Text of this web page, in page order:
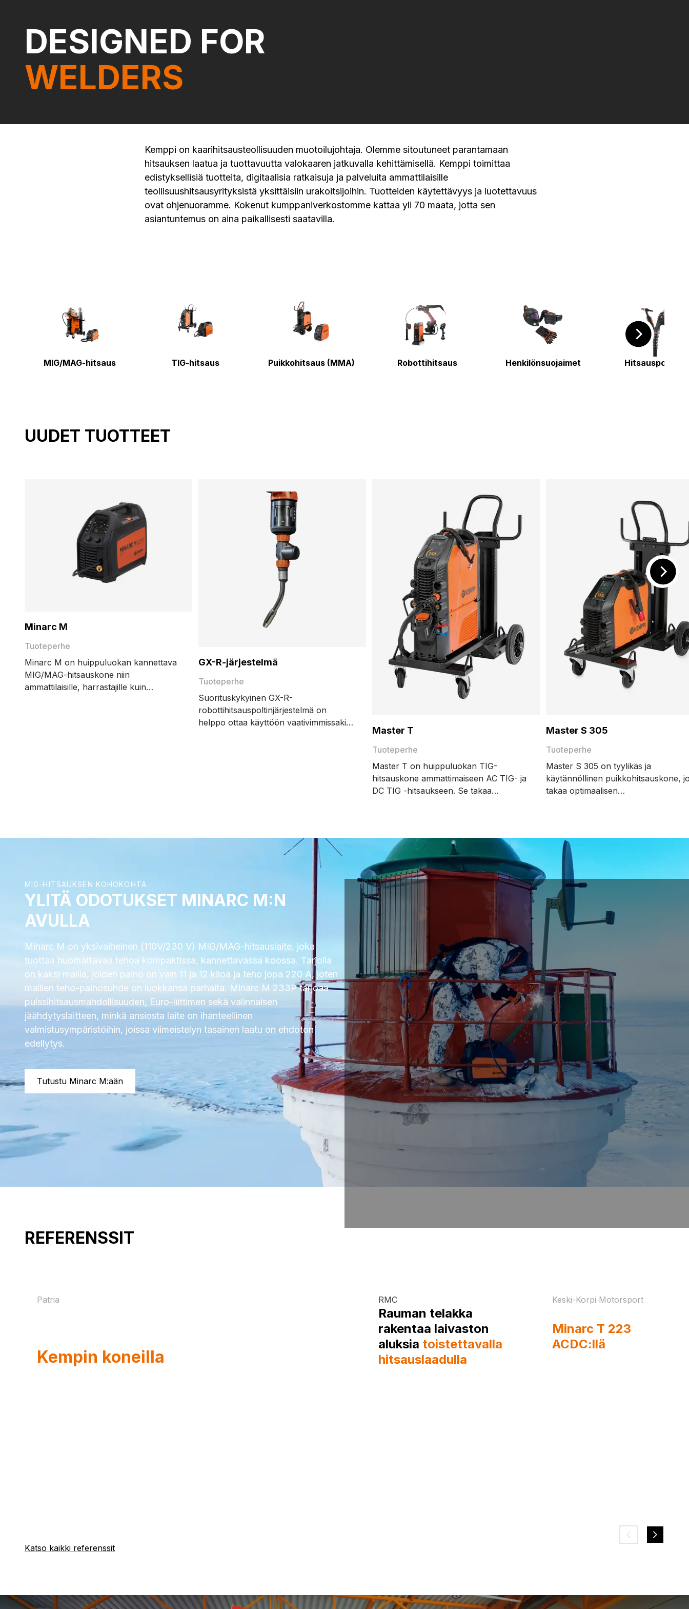
DESIGNED FOR
WELDERS
Kemppi on kaarihitsausteollisuuden muotoilujohtaja. Olemme sitoutuneet parantamaan
hitsauksen laatua ja tuottavuutta valokaaren jatkuvalla kehittämisellä. Kemppi toimittaa
edistyksellisiä tuotteita, digitaalisia ratkaisuja ja palveluita ammattilaisille
teollisuushitsausyrityksistä yksittäisiin urakoitsijoihin. Tuotteiden käytettävyys ja luotettavuus
ovat ohjenuoramme. Kokenut kumppaniverkostomme kattaa yli 70 maata, jotta sen
asiantuntemus on aina paikallisesti saatavilla.
MIG/MAG-hitsaus TIG-hitsaus Puikkohitsaus (MMA) Robottihitsaus Henkilönsuojaimet
UUDET TUOTTEET
Minarc M
Tuoteperhe
Minarc M on huippuluokan kannettava
MIG/MAG-hitsauskone niin
ammattilaisille, harrastajille kuin
GX-R-järjestelmä
Tuoteperhe
Suorituskykyinen GX-R-
robottihitsauspoltinjärjestelmä on
helppo ottaa käyttöön vaativimmissakin
Master T
Tuoteperhe
Master T on huippuluokan TIG-
hitsauskone ammattimaiseen AC TIG- ja
DC TIG -hitsaukseen. Se takaa
DeMagnetization-toiminto, parantavat
tuottavuutta ja varmistavat tasalaatuiset
tulokset.
Master S 305
Tuoteperhe
Master S 305 on tyylikäs ja
käytännöllinen puikkohitsauskone,
takaa optimaalisen
YLITÄ ODOTUKSET MINARC M:N
AVULLA
MIG-HITSAUKSEN KOHOKOHTA
Minarc M on yksivaiheinen (110V/230 V) MIG/MAG-hitsauslaite, joka
tuottaa huomattavaa tehoa kompaktissa, kannettavassa koossa. Tarjolla
on kaksi mallia, joiden paino on vain 11 ja 12 kiloa ja teho jopa 220 A, joten
mallien teho-painosuhde on luokkansa parhaita. Minarc M 233P tarjoaa
pulssihitsausmahdollisuuden, Euro-liittimen sekä valinnaisen
jäähdytyslaitteen, minkä ansiosta laite on ihanteellinen
valmistusympäristöihin, joissa viimeistelyn tasainen laatu on ehdoton
edellytys.
Tutustu Minarc M:ään
REFERENSSIT
Kempin koneilla
Patria
Rauman telakka
rakentaa laivaston
aluksia toistettavalla
hitsauslaadulla
RMC
Minarc T 223
ACDC:llä
Keski-Korpi Motorsport
Katso kaikki referenssit